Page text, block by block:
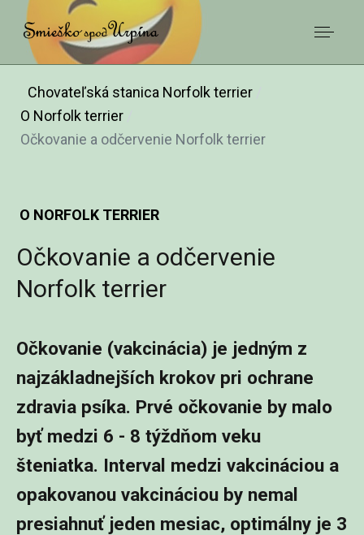
Chovateľská stanica Norfolk terrier
O Norfolk terrier
Očkovanie a odčervenie Norfolk terrier
O NORFOLK TERRIER
Očkovanie a odčervenie
Norfolk terrier
Očkovanie (vakcinácia) je jedným z
najzákladnejších krokov pri ochrane
zdravia psíka. Prvé očkovanie by malo
byť medzi 6 - 8 týždňom veku
šteniatka. Interval medzi vakcináciou a
opakovanou vakcináciou by nemal
presiahnuť jeden mesiac, optimálny je 3